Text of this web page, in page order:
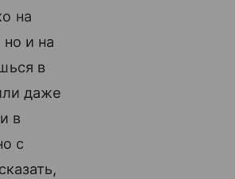
на
и на
в
даже
в
с